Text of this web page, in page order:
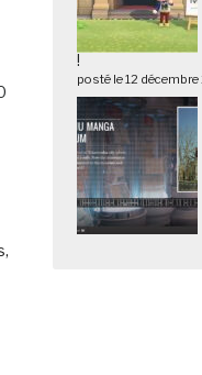
!
posté le 12